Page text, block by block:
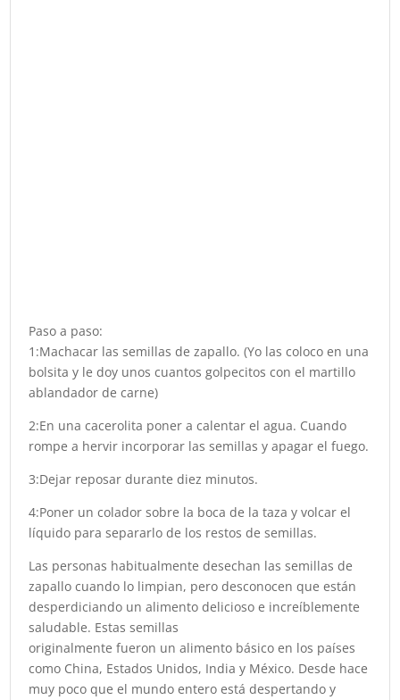
Paso a paso:
1:Machacar las semillas de zapallo. (Yo las coloco en una
bolsita y le doy unos cuantos golpecitos con el martillo
ablandador de carne)
2:En una cacerolita poner a calentar el agua. Cuando
rompe a hervir incorporar las semillas y apagar el fuego.
3:Dejar reposar durante diez minutos.
4:Poner un colador sobre la boca de la taza y volcar el
líquido para separarlo de los restos de semillas.
Las personas habitualmente desechan las semillas de
zapallo cuando lo limpian, pero desconocen que están
desperdiciando un alimento delicioso e increíblemente
saludable. Estas semillas
originalmente fueron un alimento básico en los países
como China, Estados Unidos, India y México. Desde hace
muy poco que el mundo entero está despertando y